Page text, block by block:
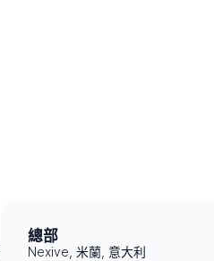
總部
Nexive, 米蘭, 意大利